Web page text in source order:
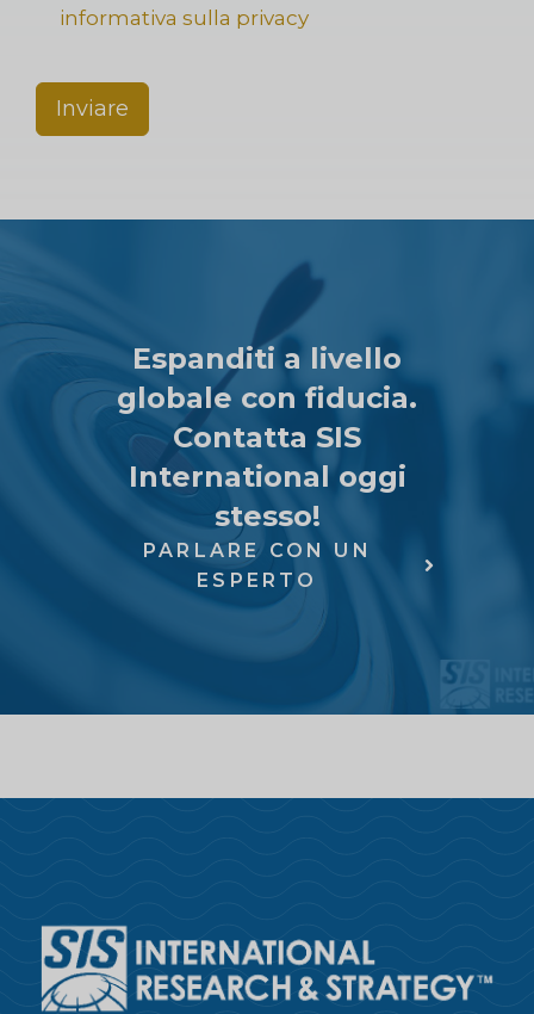
informativa sulla privacy
Inviare
Espanditi a livello
globale con fiducia.
Contatta SIS
International oggi
stesso!
PARLARE CON UN
ESPERTO